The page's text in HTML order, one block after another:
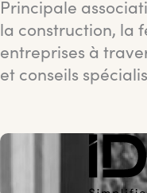
Principale
la construction, la
entreprises à
et conseils